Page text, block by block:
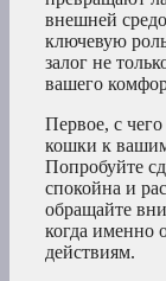
внешней
ключевую
залог не
вашего
Первое, с
кошки к
Попробуйте
спокойна и
обращайте
когда именно
действиям.